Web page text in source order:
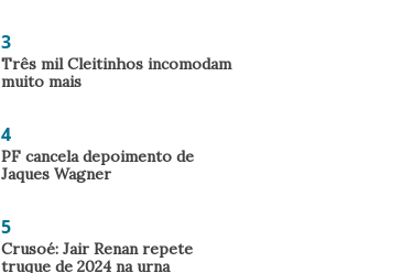
3
Três mil Cleitinhos incomodam
muito mais
4
PF cancela depoimento de
Jaques Wagner
5
Crusoé: Jair Renan repete
truque de 2024 na urna